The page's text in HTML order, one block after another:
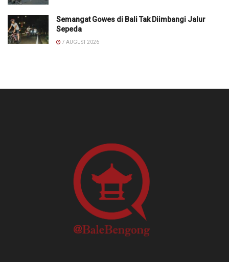
Semangat Gowes di Bali Tak Diimbangi Jalur
Sepeda
7 AUGUST 2026